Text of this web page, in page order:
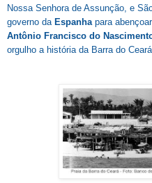
Nossa Senhora de Assunção, e
governo da Espanha para
Antônio Francisco do
orgulho a história da Barra do Ceará.